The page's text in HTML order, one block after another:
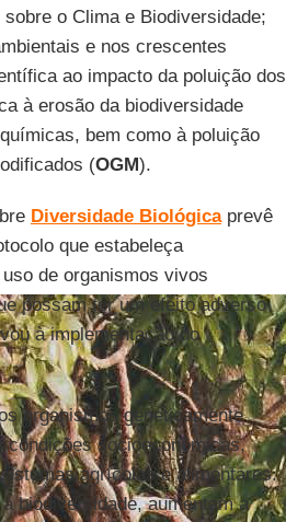
o Clima e Biodiversidade;
e nos crescentes
ao impacto da poluição dos
à erosão da biodiversidade
bem como à poluição
(OGM).
Diversidade Biológicaprevê
que estabeleça
de organismos vivos
possam ter um efeito adverso
à implementação do
organismos geneticamente
condições socioeconômicas,
agrícolas e alimentares.
biodiversidade, aumentam a